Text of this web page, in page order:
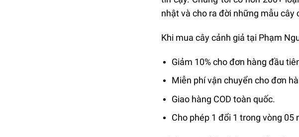
nhật và cho ra đời những mẫu
Khi mua cây cảnh giả tại Phạm
Giảm 10% cho đơn hàng đầu
Miễn phí vận chuyển cho đơn
Giao hàng COD toàn quốc.
Cho phép 1 đổi 1 trong vòng 05